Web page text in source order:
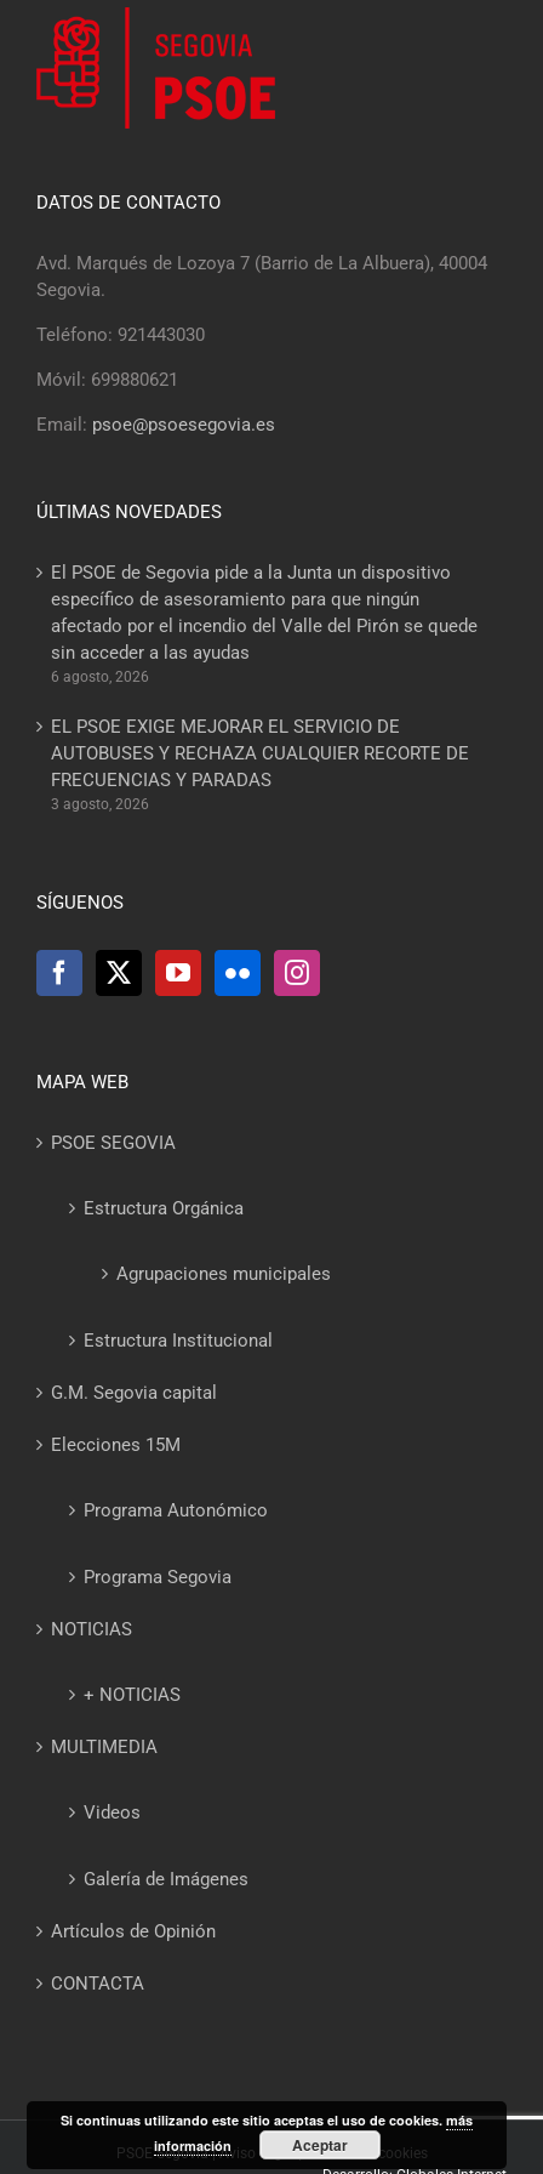
DATOS DE CONTACTO
Avd. Marqués de Lozoya 7 (Barrio de La Albuera), 40004
Segovia.
Teléfono: 921443030
Móvil: 699880621
Email: psoe@psoesegovia.es
ÚLTIMAS NOVEDADES
El PSOE de Segovia pide a la Junta un dispositivo
específico de asesoramiento para que ningún
afectado por el incendio del Valle del Pirón se quede
sin acceder a las ayudas
6 agosto, 2026
EL PSOE EXIGE MEJORAR EL SERVICIO DE
AUTOBUSES Y RECHAZA CUALQUIER RECORTE DE
FRECUENCIAS Y PARADAS
3 agosto, 2026
SÍGUENOS
MAPA WEB
PSOE SEGOVIA
Estructura Orgánica
Agrupaciones municipales
Estructura Institucional
G.M. Segovia capital
Elecciones 15M
Programa Autonómico
Programa Segovia
NOTICIAS
+ NOTICIAS
MULTIMEDIA
Videos
Galería de Imágenes
Artículos de Opinión
CONTACTA
PSOE Segovia |Aviso Legal|Política de cookies
Si continuas utilizando este sitio aceptas el uso de cookies.más
información
Aceptar